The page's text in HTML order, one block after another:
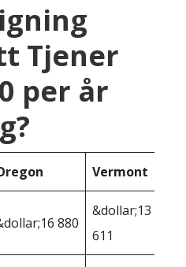
Tjener
per år
Vermont
880
&dollar;13
611